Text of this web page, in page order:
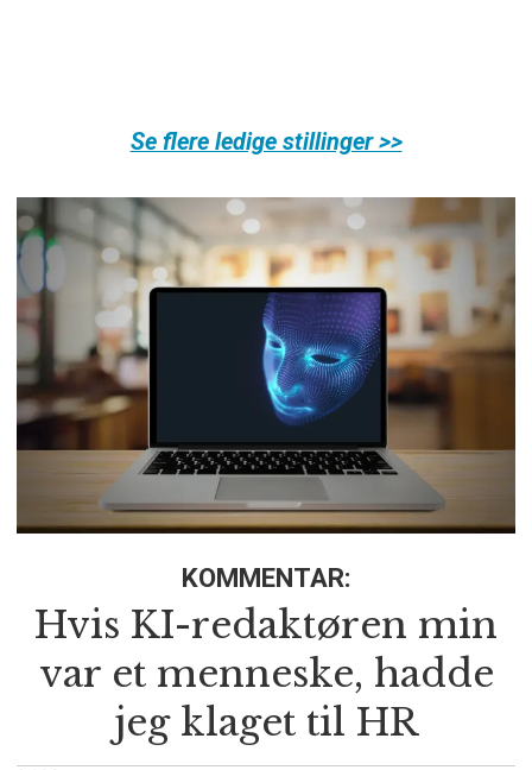
Se flere ledige stillinger >>
KOMMENTAR:
Hvis KI-redaktøren min
var et menneske, hadde
jeg klaget til HR